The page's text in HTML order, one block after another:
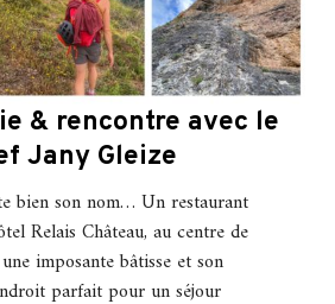
& rencontre avec le
Jany Gleize
bien son nom… Un restaurant
Relais Château, au centre de
imposante bâtisse et son
parfait pour un séjour